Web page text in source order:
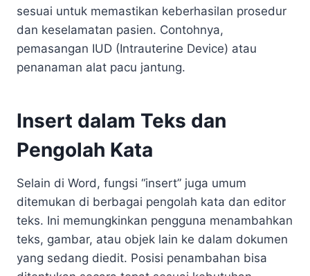
sesuai untuk memastikan keberhasilan prosedur
dan keselamatan pasien. Contohnya,
pemasangan IUD (Intrauterine Device) atau
penanaman alat pacu jantung.
Insert dalam Teks dan
Pengolah Kata
Selain di Word, fungsi “insert” juga umum
ditemukan di berbagai pengolah kata dan editor
teks. Ini memungkinkan pengguna menambahkan
teks, gambar, atau objek lain ke dalam dokumen
yang sedang diedit. Posisi penambahan bisa